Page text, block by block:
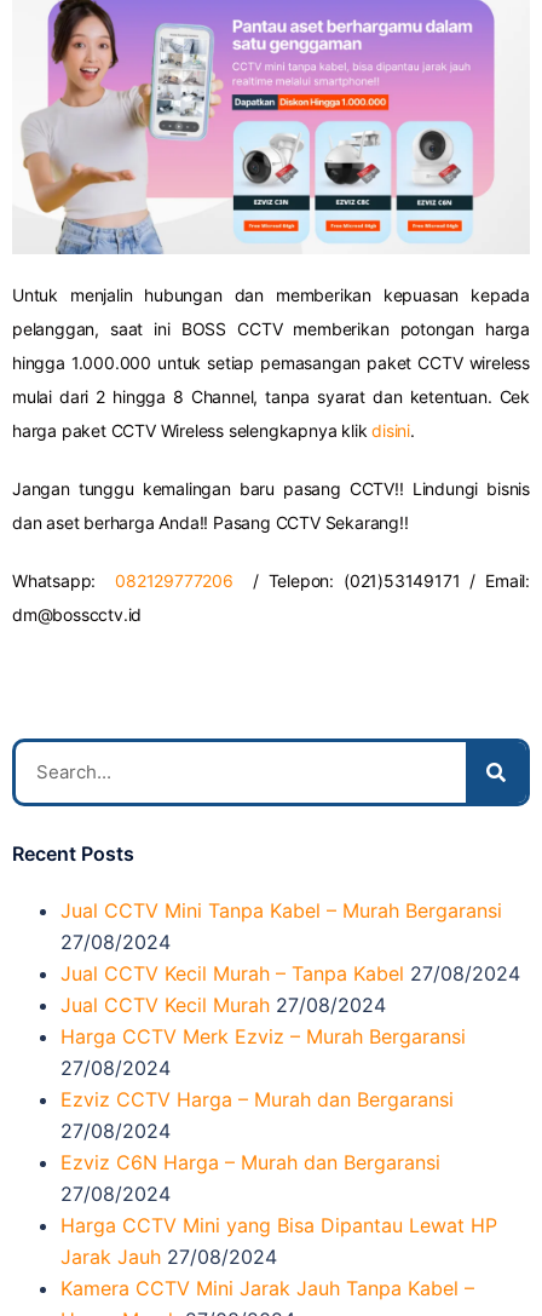
Untuk menjalin hubungan dan memberikan kepuasan kepada
pelanggan, saat ini BOSS CCTV memberikan potongan harga
hingga 1.000.000 untuk setiap pemasangan paket CCTV wireless
mulai dari 2 hingga 8 Channel, tanpa syarat dan ketentuan. Cek
harga paket CCTV Wireless selengkapnya klikdisini.
Jangan tunggu kemalingan baru pasang CCTV!! Lindungi bisnis
dan aset berharga Anda!! Pasang CCTV Sekarang!!
Whatsapp:082129777206 / Telepon: (021)53149171 / Email:
dm@bosscctv.id
Recent Posts
Jual CCTV Mini Tanpa Kabel – Murah Bergaransi
27/08/2024
Jual CCTV Kecil Murah – Tanpa Kabel 27/08/2024
Jual CCTV Kecil Murah 27/08/2024
Harga CCTV Merk Ezviz – Murah Bergaransi
27/08/2024
Ezviz CCTV Harga – Murah dan Bergaransi
27/08/2024
Ezviz C6N Harga – Murah dan Bergaransi
27/08/2024
Harga CCTV Mini yang Bisa Dipantau Lewat HP
Jarak Jauh 27/08/2024
Kamera CCTV Mini Jarak Jauh Tanpa Kabel –